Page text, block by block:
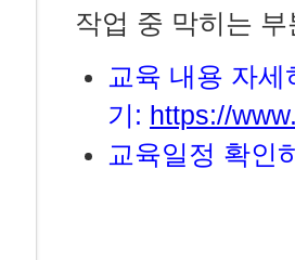
작업 중 막히는
교육 내용 자세
기: https://
교육일정 확인